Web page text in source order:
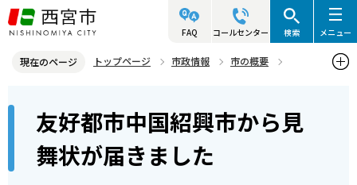
こ
の
ジ
頭
FAQ コールセンター 検索 メニュー
現在のページ トップページ 市政情報
市の概要
友好都市中国紹興市から見舞状が届きました
友好都市中国紹興市から見
舞状が届きました